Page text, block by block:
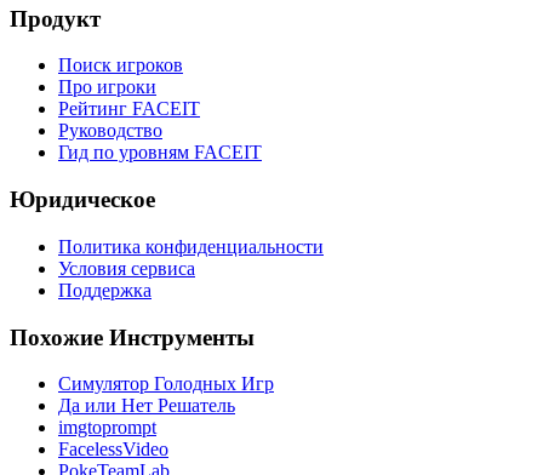
Продукт
Поиск игроков
Про игроки
Рейтинг FACEIT
Руководство
Гид по уровням FACEIT
Юридическое
Политика конфиденциальности
Условия сервиса
Поддержка
Похожие Инструменты
Симулятор Голодных Игр
Да или Нет Решатель
imgtoprompt
FacelessVideo